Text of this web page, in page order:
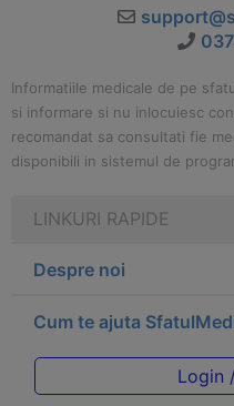
Informatiile medicale de pe
si informare si nu inlocuiesc
recomandat sa consultati fie
disponibili in sistemul de
LINKURI RAPIDE
Despre noi
Cum te ajuta
Login